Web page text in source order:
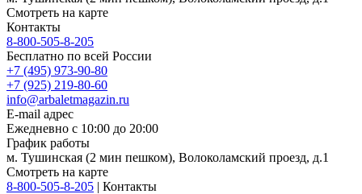
Смотреть на карте
Контакты
8-800-505-8-205
Бесплатно по всей России
+7 (495) 973-90-80
+7 (925) 219-80-60
info@arbaletmagazin.ru
E-mail адрес
Ежедневно с 10:00 до 20:00
График работы
м. Тушинская (2 мин пешком), Волоколамский проезд, д.1
Смотреть на карте
8-800-505-8-205 | Контакты